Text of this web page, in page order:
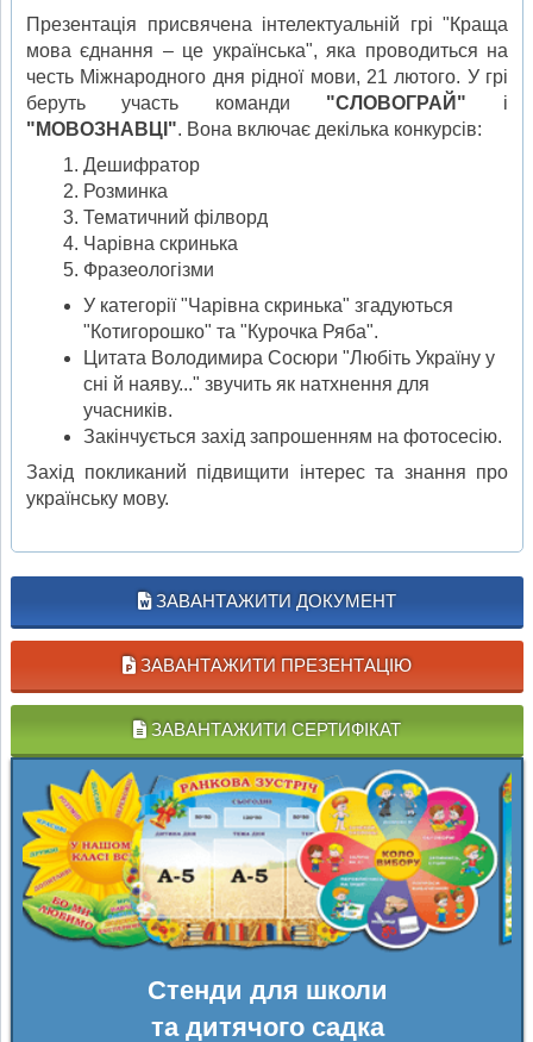
Презентація присвячена інтелектуальній грі "Краща
мова єднання – це українська", яка проводиться на
честь Міжнародного дня рідної мови, 21 лютого. У грі
беруть участь команди "СЛОВОГРАЙ" і
"МОВОЗНАВЦІ". Вона включає декілька конкурсів:
Дешифратор
Розминка
Тематичний філворд
Чарівна скринька
Фразеологізми
У категорії "Чарівна скринька" згадуються
"Котигорошко" та "Курочка Ряба".
Цитата Володимира Сосюри "Любіть Україну у
сні й наяву..." звучить як натхнення для
учасників.
Закінчується захід запрошенням на фотосесію.
Захід покликаний підвищити інтерес та знання про
українську мову.
ЗАВАНТАЖИТИ ДОКУМЕНТ
ЗАВАНТАЖИТИ ПРЕЗЕНТАЦІЮ
ЗАВАНТАЖИТИ СЕРТИФІКАТ
Стенди для школи
та дитячого садка